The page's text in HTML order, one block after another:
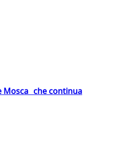
Mosca che continua